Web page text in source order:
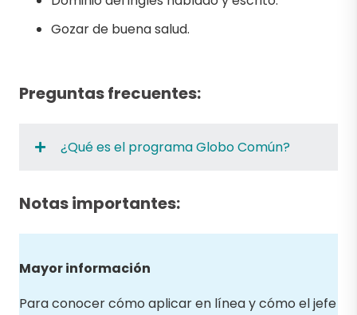
Gozar de buena salud.
Preguntas frecuentes:
¿Qué es el programa Globo Común?
Notas importantes:
Mayor información
Para conocer cómo aplicar en línea y cómo el jefe